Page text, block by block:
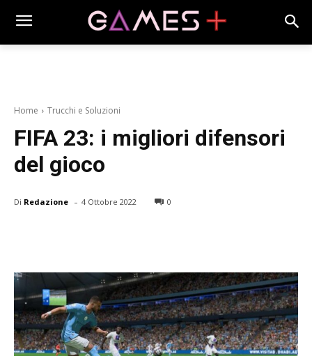
Home Trucchi e Soluzioni
FIFA 23: i migliori difensori
del gioco
Di Redazione - 4 Ottobre 2022 0